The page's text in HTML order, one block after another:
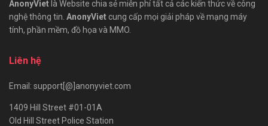
AnonyViet là Website chia sẻ miễn phí tất cả các kiến thức về công
nghệ thông tin. AnonyViet cung cấp mọi giải pháp về mạng máy
tính, phần mềm, đồ họa và MMO.
Liên hệ
Email: support[@]anonyviet.com
1409 Hill Street #01-01A
Old Hill Street Police Station